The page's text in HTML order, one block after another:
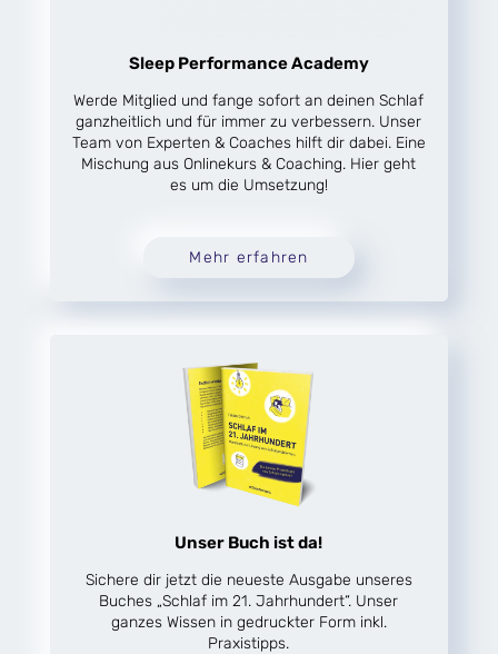
Sleep Performance Academy
Werde Mitglied und fange sofort an deinen Schlaf
ganzheitlich und für immer zu verbessern. Unser
Team von Experten & Coaches hilft dir dabei. Eine
Mischung aus Onlinekurs & Coaching. Hier geht
es um die Umsetzung!
Mehr erfahren
Unser Buch ist da!
Sichere dir jetzt die neueste Ausgabe unseres
Buches „Schlaf im 21. Jahrhundert“. Unser
ganzes Wissen in gedruckter Form inkl.
Praxistipps.